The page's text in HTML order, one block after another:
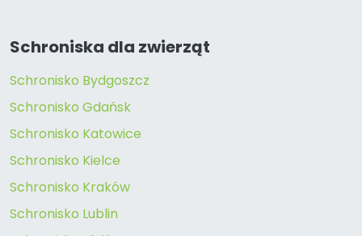
Schroniska dla zwierząt
Schronisko Bydgoszcz
Schronisko Gdańsk
Schronisko Katowice
Schronisko Kielce
Schronisko Kraków
Schronisko Lublin